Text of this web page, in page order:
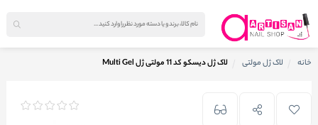
خانه لاک ژل مولتی لاک ژل دیسکو کد 11 مولتی ژل Multi Gel